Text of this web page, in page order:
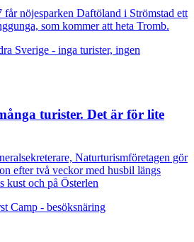
får nöjesparken Daftöland i Strömstad ett
som kommer att heta Tromb.
turister. Det är för lite
Naturturismföretagen gör
efter två veckor med husbil längs
kust och på Österlen